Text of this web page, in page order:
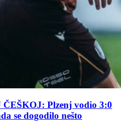
Plzenj vodio 3:0
se dogodilo nešto